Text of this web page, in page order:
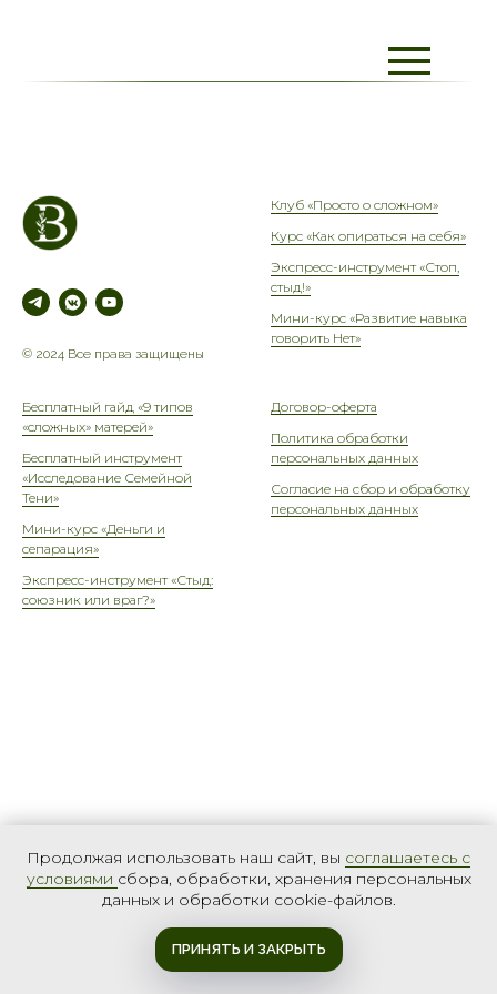
Есть вопросы?
Есть вопросы?
© 2024 Все права защищены
Клуб «Просто о сложном»
Курс «Как опираться на себя»
Экспресс-инструмент «Стоп,
стыд!»
Мини-курс «Развитие навыка
говорить Нет»
Бесплатный гайд «9 типов
«сложных» матерей»
Бесплатный инструмент
«Исследование Семейной
Тени»
Мини-курс «Деньги и
сепарация»
Экспресс-инструмент «Стыд:
союзник или враг?»
Договор-оферта
Политика обработки
персональных данных
Согласие на сбор и обработку
персональных данных
Продолжая использовать наш сайт, вы соглашаетесь с
условиями сбора, обработки, хранения персональных
данных и обработки cookie-файлов.
ПРИНЯТЬ И ЗАКРЫТЬ